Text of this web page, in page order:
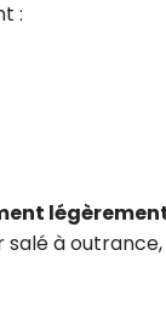
:
salé à outrance,